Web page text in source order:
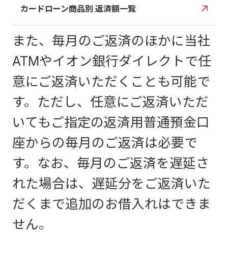
カードローン商品別 返済額一覧
また、毎月のご返済のほかに当社
ATMやイオン銀行ダイレクトで任
意にご返済いただくことも可能で
す。ただし、任意にご返済いただ
いてもご指定の返済用普通預金口
座からの毎月のご返済は必要で
す。なお、毎月のご返済を遅延さ
れた場合は、遅延分をご返済いた
だくまで追加のお借入れはできま
せん。